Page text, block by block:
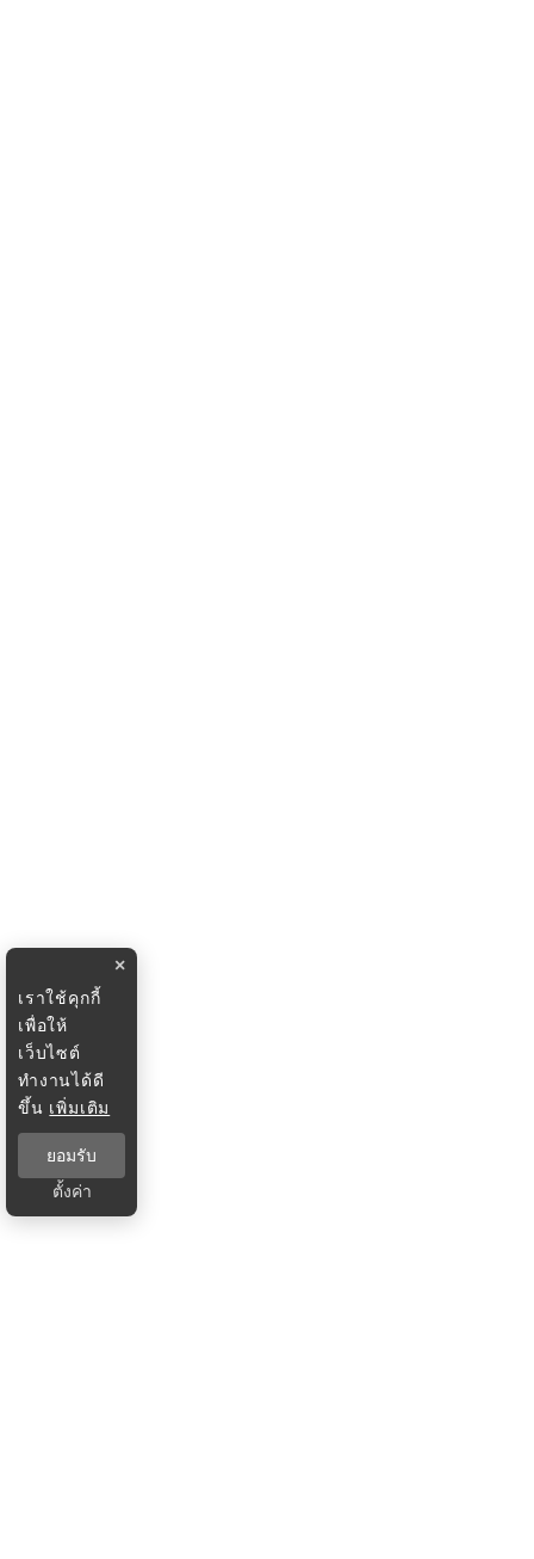
×
เราใช้คุกกี้
เพื่อให้
เว็บไซต์
ทำงานได้ดี
ขึ้น เพิ่มเติม
ยอมรับ
ตั้งค่า